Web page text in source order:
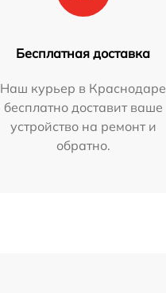
Бесплатная доставка
Наш курьер в Краснодаре
бесплатно доставит ваше
устройство на ремонт и
обратно.